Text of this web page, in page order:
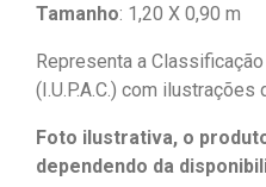
Tamanho: 1,20 X 0,90 m
Representa a
(I.U.P.A.C.) com ilustrações
Foto ilustrativa, o
dependendo da